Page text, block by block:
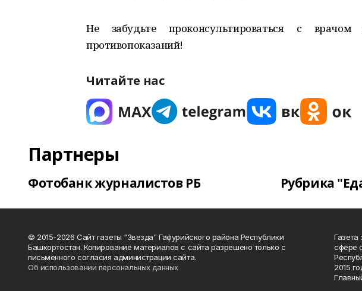
Не забудьте проконсультироваться с
противопоказаний!
Читайте нас
Партнеры
Фотобанк журналистов РБ Рубрика
© 2015-2026 Сайт газеты "Звезда" Гафурийского района Республики
Башкортостан. Копирование материалов с сайта разрешено только с
письменного согласия администрации сайта.
Об использовании персональных данных
сфере
2015